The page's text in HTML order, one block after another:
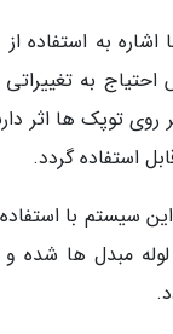
به استفاده
احتیاج به
توپک ها اثر
استفاده گردد.
سیستم با
مبدل ها شده